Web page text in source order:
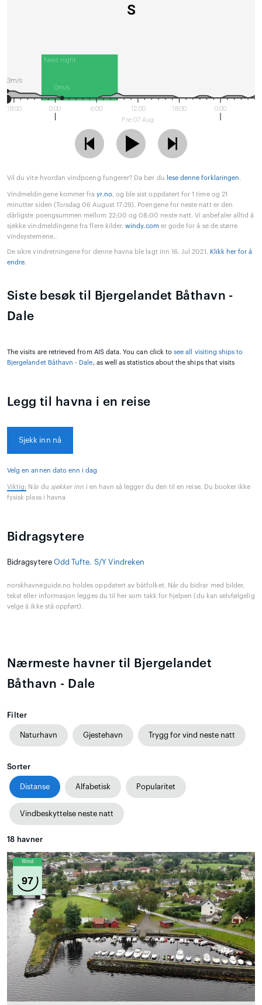
S
Next night
18:00 0:00 6:00
12:00
Fre 07 Aug
18:00 0:00
3m/s
0m/s
Vil du vite hvordan vindpoeng fungerer? Da bør du lese denne forklaringen.
Vindmeldingene kommer frayr.no, og ble sist oppdatert for 1 time og 21
minutter siden (Torsdag 06 August 17:29). Poengene for neste natt er den
dårligste poengsummen mellom 22:00 og 08:00 neste natt. Vi anbefaler alltid å
sjekke vindmeldingene fra flere kilder.windy.comer gode for å se de større
vindsystemene..
De sikre vindretningene for denne havna ble lagt inn 16. Jul 2021. Klikk her for å
endre.
Siste besøk til Bjergelandet Båthavn -
Dale
The visits are retrieved from AIS data. You can click tosee all visiting ships to
Bjergelandet Båthavn - Dale, as well as statistics about the ships that visits
Legg til havna i en reise
Sjekk inn nå
Velg en annen dato enn i dag
Viktig: Når du sjekker inn i en havn så legger du den til en reise. Du booker ikke
fysisk plass i havna
Bidragsytere
Bidragsytere Odd Tufte. S/Y Vindreken
norskhavneguide.no holdes oppdatert av båtfolket. Når du bidrar med bilder,
tekst eller informasjon legges du til her som takk for hjelpen (du kan selvfølgelig
velge å ikke stå oppført).
Nærmeste havner til Bjergelandet
Båthavn - Dale
Filter
Naturhavn Gjestehavn Trygg for vind neste natt
Sorter
Distanse Alfabetisk Popularitet
Vindbeskyttelse neste natt
18 havner
Wind
97